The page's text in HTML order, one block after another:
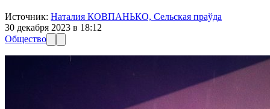
Источник: Наталия КОВПАНЬКО, Сельская праўда
30 декабря 2023 в 18:12
Общество